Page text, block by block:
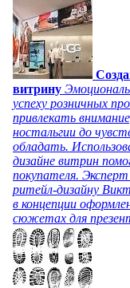
витрину
успеху розничных
привлекать
ностальгии до
обладать.
дизайне витрин
покупателя. Эксперт
ритейл-дизайну
в концепции
сюжетах для